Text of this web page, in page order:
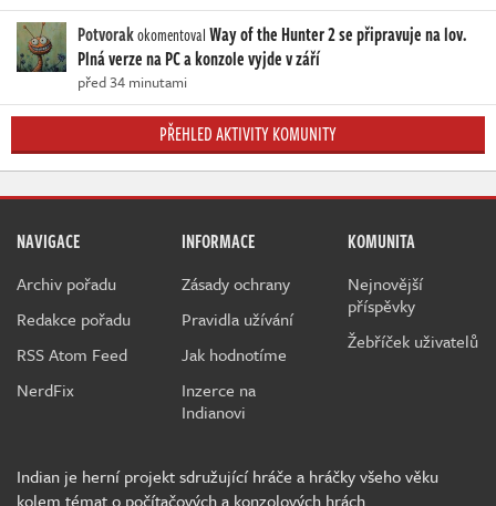
PotvorakokomentovalWay of the Hunter 2 se připravuje na lov.
Plná verze na PC a konzole vyjde v září
před 34 minutami
PŘEHLED AKTIVITY KOMUNITY
NAVIGACE
Archiv pořadu
Redakce pořadu
RSS Atom Feed
NerdFix
INFORMACE
Zásady ochrany
Pravidla užívání
Jak hodnotíme
Inzerce na
Indianovi
KOMUNITA
Nejnovější
příspěvky
Žebříček uživatelů
Indian je herní projekt sdružující hráče a hráčky všeho věku
kolem témat o počítačových a konzolových hrách.